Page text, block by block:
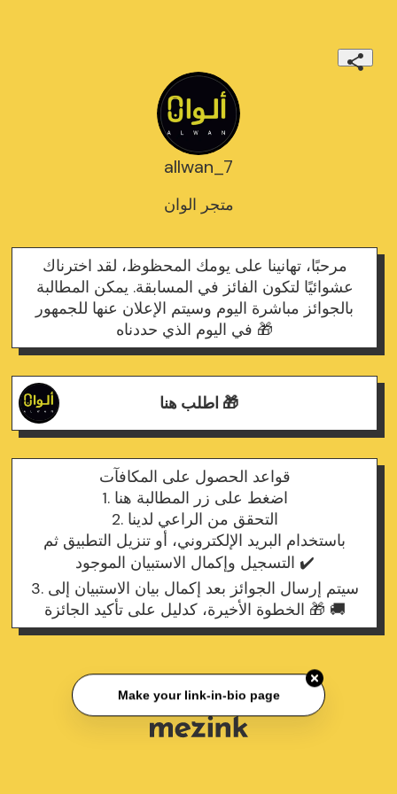
allwan_7
متجر الوان
مرحبًا، تهانينا على يومك المحظوظ، لقد اخترناك
عشوائيًا لتكون الفائز في المسابقة. يمكن المطالبة
بالجوائز مباشرة اليوم وسيتم الإعلان عنها للجمهور
في اليوم الذي حددناه 🎁
اطلب هنا 🎁
قواعد الحصول على المكافآت
1. اضغط على زر المطالبة هنا
2. التحقق من الراعي لدينا
باستخدام البريد الإلكتروني، أو تنزيل التطبيق ثم
التسجيل وإكمال الاستبيان الموجود ✔️
3. سيتم إرسال الجوائز بعد إكمال بيان الاستبيان إلى
الخطوة الأخيرة، كدليل على تأكيد الجائزة 🎁 🚚
Make your link-in-bio page